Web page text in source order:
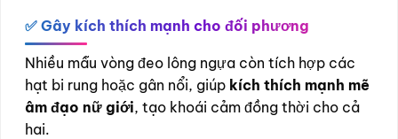
✅ Gây kích thích mạnh cho đối phương
Nhiều mẫu vòng đeo lông ngựa còn tích hợp các
hạt bi rung hoặc gân nổi, giúp kích thích mạnh mẽ
âm đạo nữ giới, tạo khoái cảm đồng thời cho cả
hai.